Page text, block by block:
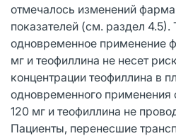
отмечалось изменений
показателей (см. раздел
одновременное применение
мг и теофиллина не несет
концентрации теофиллина в
одновременного применения
120 мг и теофиллина не
Пациенты, перенесшие